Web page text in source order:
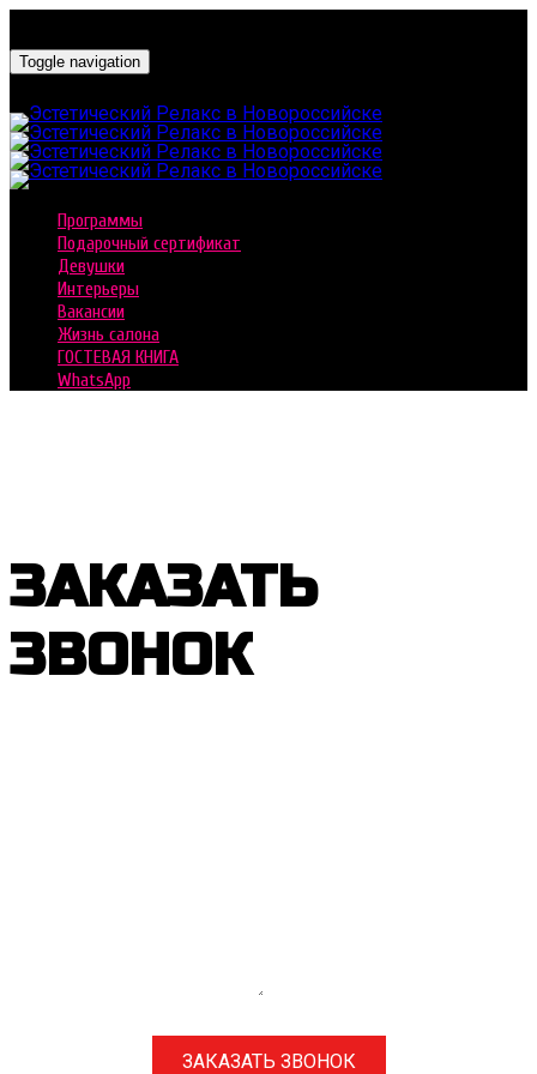
Toggle navigation
Программы
Подарочный сертификат
Девушки
Интерьеры
Вакансии
Жизнь салона
ГОСТЕВАЯ КНИГА
WhatsApp
ЗАКАЗАТЬ
ЗВОНОК
ЗАКАЗАТЬ ЗВОНОК